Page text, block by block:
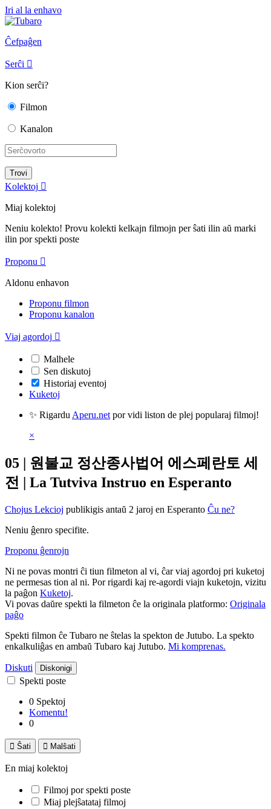
Iri al la enhavo
Ĉefpaĝen
Serĉi 
Kion serĉi?
Filmon
Kanalon
Kolektoj 
Miaj kolektoj
Neniu kolekto! Provu kolekti kelkajn filmojn per ŝati ilin aŭ marki
ilin por spekti poste
Proponu 
Aldonu enhavon
Proponu filmon
Proponu kanalon
Viaj agordoj 
Malhele
Sen diskutoj
Historiaj eventoj
Kuketoj
✨ Rigardu Aperu.net por vidi liston de plej popularaj filmoj!
×
05 | 원불교 정산종사법어 에스페란토 세
전 | La Tutviva Instruo en Esperanto
Chojus Lekcioj publikigis antaŭ 2 jaroj en Esperanto Ĉu ne?
Neniu ĝenro specifite.
Proponu ĝenrojn
Ni ne povas montri ĉi tiun filmeton al vi, ĉar viaj agordoj pri kuketoj
ne permesas tion al ni. Por rigardi kaj re-agordi viajn kuketojn, vizitu
la paĝon Kuketoj.
Vi povas daŭre spekti la filmeton ĉe la originala platformo: Originala
paĝo
Spekti filmon ĉe Tubaro ne ŝtelas la spekton de Jutubo. La spekto
enkalkuliĝas en ambaŭ Tubaro kaj Jutubo. Mi komprenas.
Diskuti Diskonigi
Spekti poste
0 Spektoj
Komentu!
0
 Ŝati  Malŝati
En miaj kolektoj
Filmoj por spekti poste
Miaj plejŝatataj filmoj